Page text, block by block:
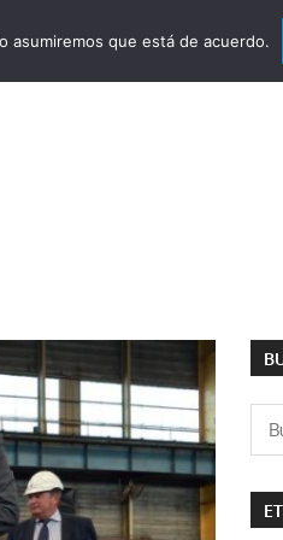
asumiremos que está de acuerdo.